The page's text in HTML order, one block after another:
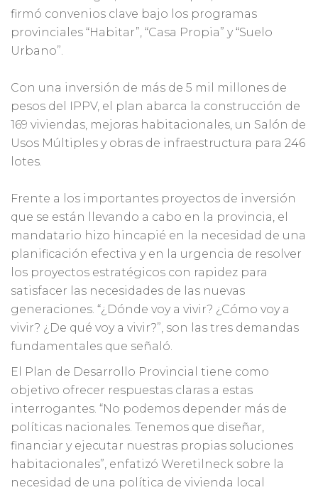
firmó convenios clave bajo los programas
provinciales “Habitar”, “Casa Propia” y “Suelo
Urbano”.
Con una inversión de más de 5 mil millones de
pesos del IPPV, el plan abarca la construcción de
169 viviendas, mejoras habitacionales, un Salón de
Usos Múltiples y obras de infraestructura para 246
lotes.
Frente a los importantes proyectos de inversión
que se están llevando a cabo en la provincia, el
mandatario hizo hincapié en la necesidad de una
planificación efectiva y en la urgencia de resolver
los proyectos estratégicos con rapidez para
satisfacer las necesidades de las nuevas
generaciones. “¿Dónde voy a vivir? ¿Cómo voy a
vivir? ¿De qué voy a vivir?”, son las tres demandas
fundamentales que señaló.
El Plan de Desarrollo Provincial tiene como
objetivo ofrecer respuestas claras a estas
interrogantes. “No podemos depender más de
políticas nacionales. Tenemos que diseñar,
financiar y ejecutar nuestras propias soluciones
habitacionales”, enfatizó Weretilneck sobre la
necesidad de una política de vivienda local